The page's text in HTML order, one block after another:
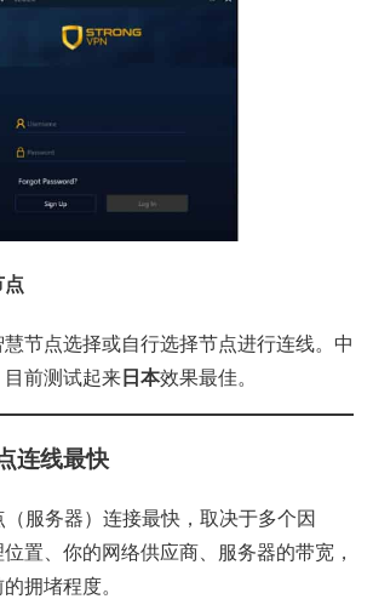
节点选择或自行选择节点进行连线。中
前测试起来日本效果最佳。
连线最快
服务器）连接最快，取决于多个因
置、你的网络供应商、服务器的带宽，
拥堵程度。